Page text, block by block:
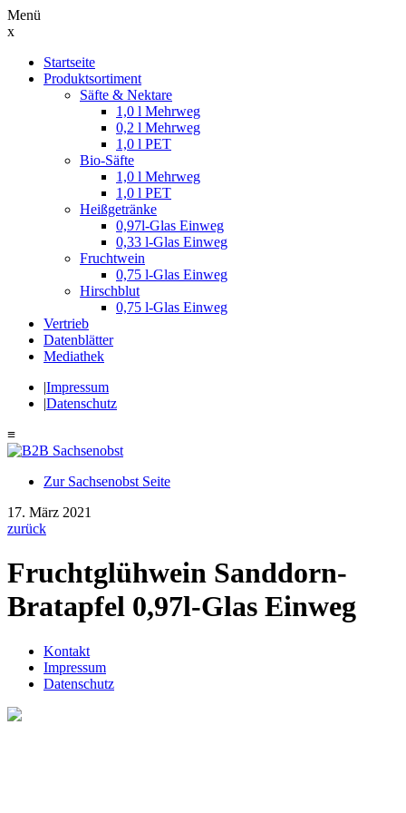
Menü
x
nach:
Startseite
Produktsortiment
Säfte & Nektare
1,0 l Mehrweg
0,2 l Mehrweg
1,0 l PET
Bio-Säfte
1,0 l Mehrweg
1,0 l PET
Heißgetränke
0,97l-Glas Einweg
0,33 l-Glas Einweg
Fruchtwein
0,75 l-Glas Einweg
Hirschblut
0,75 l-Glas Einweg
Vertrieb
Datenblätter
Mediathek
|Impressum
|Datenschutz
≡
Zur Sachsenobst Seite
Suche
nach:
17. März 2021
zurück
Fruchtglühwein Sanddorn-
Bratapfel 0,97l-Glas Einweg
Kontakt
Impressum
Datenschutz